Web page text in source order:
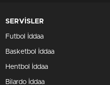
SERVİSLER
Futbol İddaa
Basketbol İddaa
Hentbol İddaa
Bilardo İddaa